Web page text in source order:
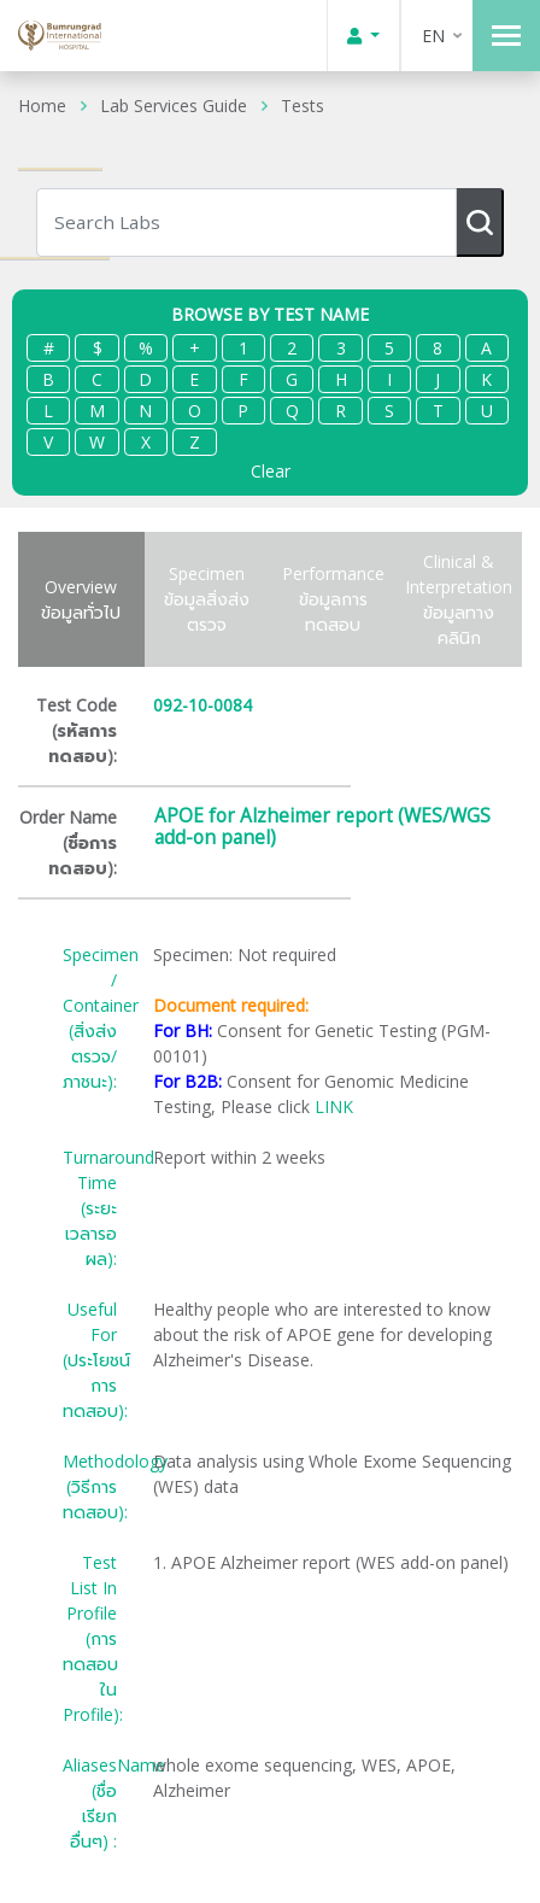
EN
Home Lab Services Guide Tests
BROWSE BY TEST NAME
#
$ % + 1 2 3 5 8
A
B
C D E F G H I J
K
L
M N O P Q R S T
U
V
W X
Z
Clear
Overview
ข้อมูลทั่วไป
Specimen
ข้อมูลสิ่งส่ง
ตรวจ
Performance
ข้อมูลการ
ทดสอบ
Clinical &
Interpretation
ข้อมูลทาง
คลินิก
Test Code
(รหัสการ
ทดสอบ):
092-10-0084
Order Name
(ชื่อการ
ทดสอบ):
APOE for Alzheimer report (WES/WGS
add-on panel)
Specimen
/
Container
(สิ่งส่ง
ตรวจ/
ภาชนะ):
Specimen: Not required
Document required:
For BH:Consent for Genetic Testing (PGM-
00101)
For B2B:Consent for Genomic Medicine
Testing, Please click LINK
Turnaround
Time
(ระยะ
เวลารอ
ผล):
Report within 2 weeks
Useful
For
(ประโยชน์
การ
ทดสอบ):
Healthy people who are interested to know
about the risk of APOE gene for developing
Alzheimer's Disease.
Methodology
(วิธีการ
ทดสอบ):
Data analysis using Whole Exome Sequencing
(WES) data
Test
List In
Profile
(การ
ทดสอบ
ใน
Profile):
1. APOE Alzheimer report (WES add-on panel)
AliasesName
(ชื่อ
เรียก
อื่นๆ) :
whole exome sequencing, WES, APOE,
Alzheimer